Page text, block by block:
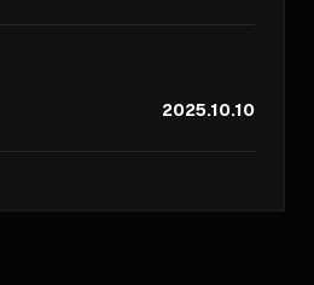
2025.10.10